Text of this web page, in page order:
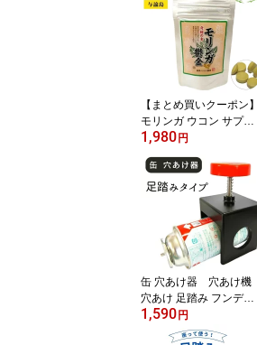
【まとめ買いクーポン】
モリンガ ウコン サプリ
与論島 薬草パパイヤ農園
0％対象】
1,980円
缶 穴あけ器 穴あけ機
穴あけ 足踏み フンデヌ
ーク
1,590円